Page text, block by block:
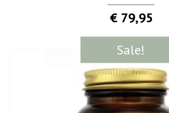
€ 79,95
Sale!